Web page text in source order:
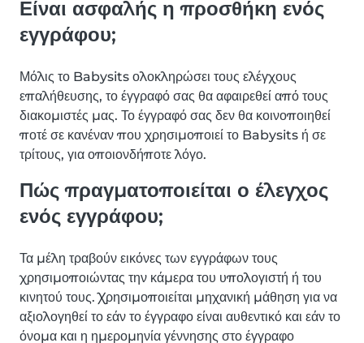
Είναι ασφαλής η προσθήκη ενός
εγγράφου;
Μόλις το Babysits ολοκληρώσει τους ελέγχους
επαλήθευσης, το έγγραφό σας θα αφαιρεθεί από τους
διακομιστές μας. Το έγγραφό σας δεν θα κοινοποιηθεί
ποτέ σε κανέναν που χρησιμοποιεί το Babysits ή σε
τρίτους, για οποιονδήποτε λόγο.
Πώς πραγματοποιείται ο έλεγχος
ενός εγγράφου;
Τα μέλη τραβούν εικόνες των εγγράφων τους
χρησιμοποιώντας την κάμερα του υπολογιστή ή του
κινητού τους. Χρησιμοποιείται μηχανική μάθηση για να
αξιολογηθεί το εάν το έγγραφο είναι αυθεντικό και εάν το
όνομα και η ημερομηνία γέννησης στο έγγραφο